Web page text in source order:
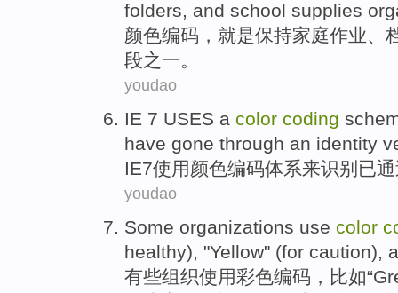
folders, and school supplies
颜色编码 ， 就是保持家庭作业、
段之一。
youdao
IE 7 USES a color coding
have gone through an identity
IE7使用颜色编码体系来识别 已
youdao
Some organizations use color
healthy), "Yellow" (for caution),
有些组织使用彩色编码 ， 比如“